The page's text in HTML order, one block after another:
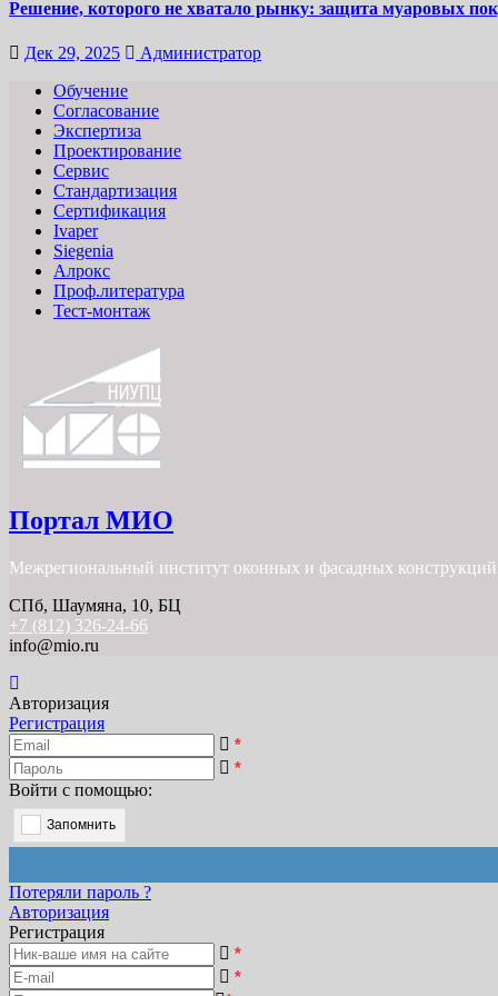
Решение, которого не хватало рынку: защита муаровых
Дек 29, 2025
Администратор
Обучение
Согласование
Экспертиза
Проектирование
Сервис
Стандартизация
Сертификация
Ivaper
Siegenia
Алрокс
Проф.литература
Тест-монтаж
Портал МИО
Межрегиональный институт оконных и фасадных
СПб, Шаумяна, 10, БЦ
+7 (812) 326-24-66
info@mio.ru
Авторизация
Регистрация
*
*
Войти с помощью:
Запомнить
Потеряли пароль ?
Авторизация
Регистрация
*
*